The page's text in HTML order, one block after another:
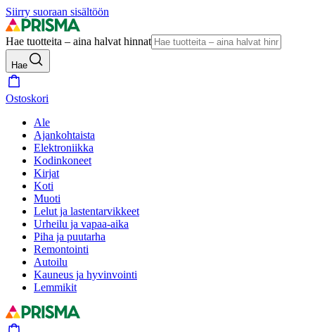
Siirry suoraan sisältöön
Hae tuotteita – aina halvat hinnat
Hae
Ostoskori
Ale
Ajankohtaista
Elektroniikka
Kodinkoneet
Kirjat
Koti
Muoti
Lelut ja lastentarvikkeet
Urheilu ja vapaa-aika
Piha ja puutarha
Remontointi
Autoilu
Kauneus ja hyvinvointi
Lemmikit